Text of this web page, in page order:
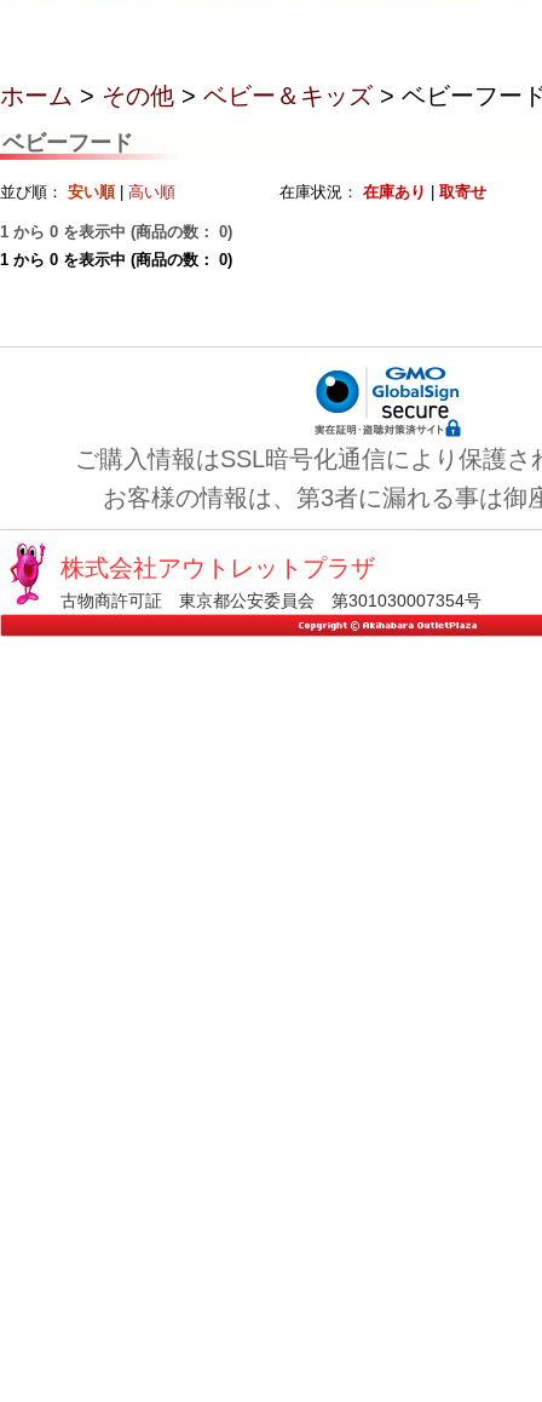
ホーム > その他 > ベビー＆キッズ > ベビーフー
ベビーフード
並び順： 安い順| 高い順 在庫状況： 在庫あり 取寄せ
1 から 0 を表示中 (商品の数： 0)
1 から 0 を表示中 (商品の数： 0)
ご購入情報はSSL暗号化通信により保護さ
お客様の情報は、第3者に漏れる事は御
株式会社アウトレットプラザ
古物商許可証 東京都公安委員会 第301030007354号